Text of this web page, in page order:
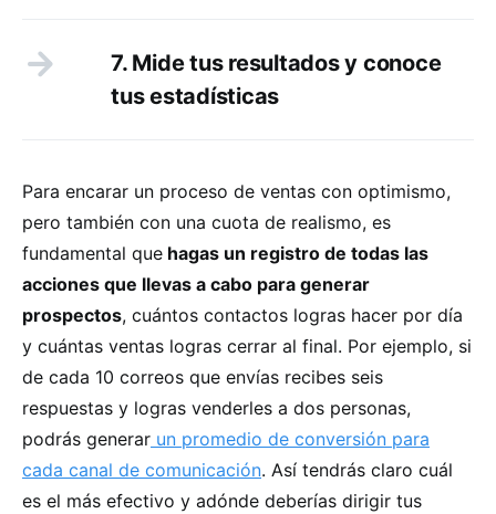
7. Mide tus resultados y conoce
tus estadísticas
Para encarar un proceso de ventas con optimismo,
pero también con una cuota de realismo, es
fundamental que hagas un registro de todas las
acciones que llevas a cabo para generar
prospectos, cuántos contactos logras hacer por día
y cuántas ventas logras cerrar al final. Por ejemplo, si
de cada 10 correos que envías recibes seis
respuestas y logras venderles a dos personas,
podrás generar un promedio de conversión para
cada canal de comunicación. Así tendrás claro cuál
es el más efectivo y adónde deberías dirigir tus